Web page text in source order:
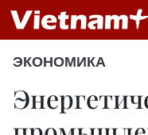
ЭКОНОМИКА